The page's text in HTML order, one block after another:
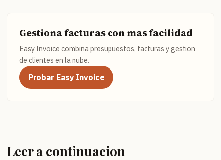
Gestiona facturas con mas facilidad
Easy Invoice combina presupuestos, facturas y gestion
de clientes en la nube.
Probar Easy Invoice
Leer a continuacion